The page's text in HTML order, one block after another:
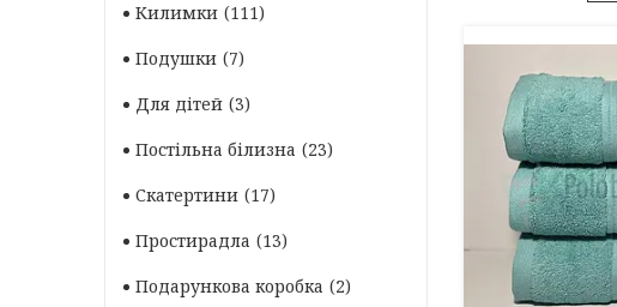
Килимки 111
Подушки 7
Для дітей 3
Постільна білизна
23
Скатертини 17
Простирадла
13
Подарункова коробка
2